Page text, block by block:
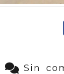
Sin